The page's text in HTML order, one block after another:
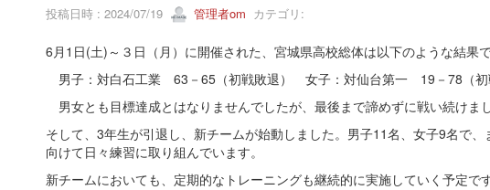
投稿日時 : 2024/07/19 管理者om カテゴリ:
6月1日(土)～３日（月）に開催された、宮城県高校総体は以下のような結果で
男子：対白石工業 63－65（初戦敗退） 女子：対仙台第一 19－78（初
男女とも目標達成とはなりませんでしたが、最後まで諦めずに戦い続けまし
そして、3年生が引退し、新チームが始動しました。男子11名、女子9名で
向けて日々練習に取り組んでいます。
新チームにおいても、定期的なトレーニングも継続的に実施していく予定です